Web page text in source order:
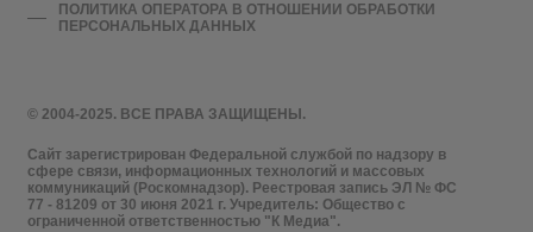
© 2004-2025. ВСЕ ПРАВА ЗАЩИЩЕНЫ.
Сайт зарегистрирован Федеральной службой по надзору в
сфере связи, информационных технологий и массовых
коммуникаций (Роскомнадзор). Реестровая запись ЭЛ № ФС
77 - 81209 от 30 июня 2021 г. Учредитель: Общество с
ограниченной ответственностью "К Медиа".
ПОЛИТИКА ОПЕРАТОРА В ОТНОШЕНИИ ОБРАБОТКИ
ПЕРСОНАЛЬНЫХ ДАННЫХ